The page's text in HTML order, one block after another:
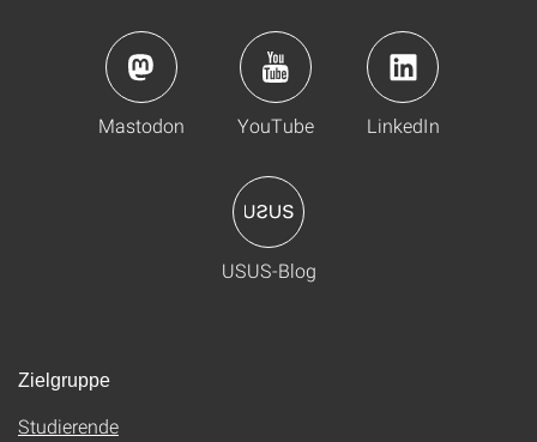
Mastodon YouTube LinkedIn
USUS-Blog
Zielgruppe
Studierende